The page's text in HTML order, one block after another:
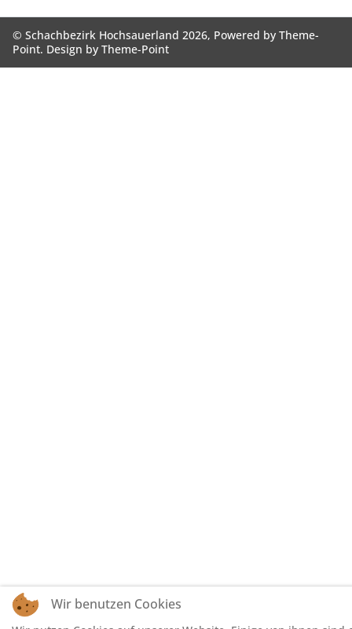
© Schachbezirk Hochsauerland 2026, Powered byTheme-
Point. Design byTheme-Point
Wir benutzen Cookies